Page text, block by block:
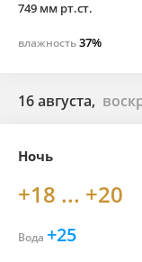
749 мм рт.ст.
влажность37%
16 августа,
Ночь
+18 ... +20
Вода +25